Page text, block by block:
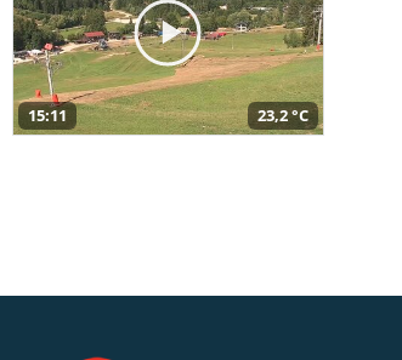
15:11 23,2 °C